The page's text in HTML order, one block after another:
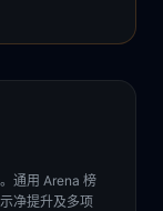
通用 Arena 榜
净提升及多项